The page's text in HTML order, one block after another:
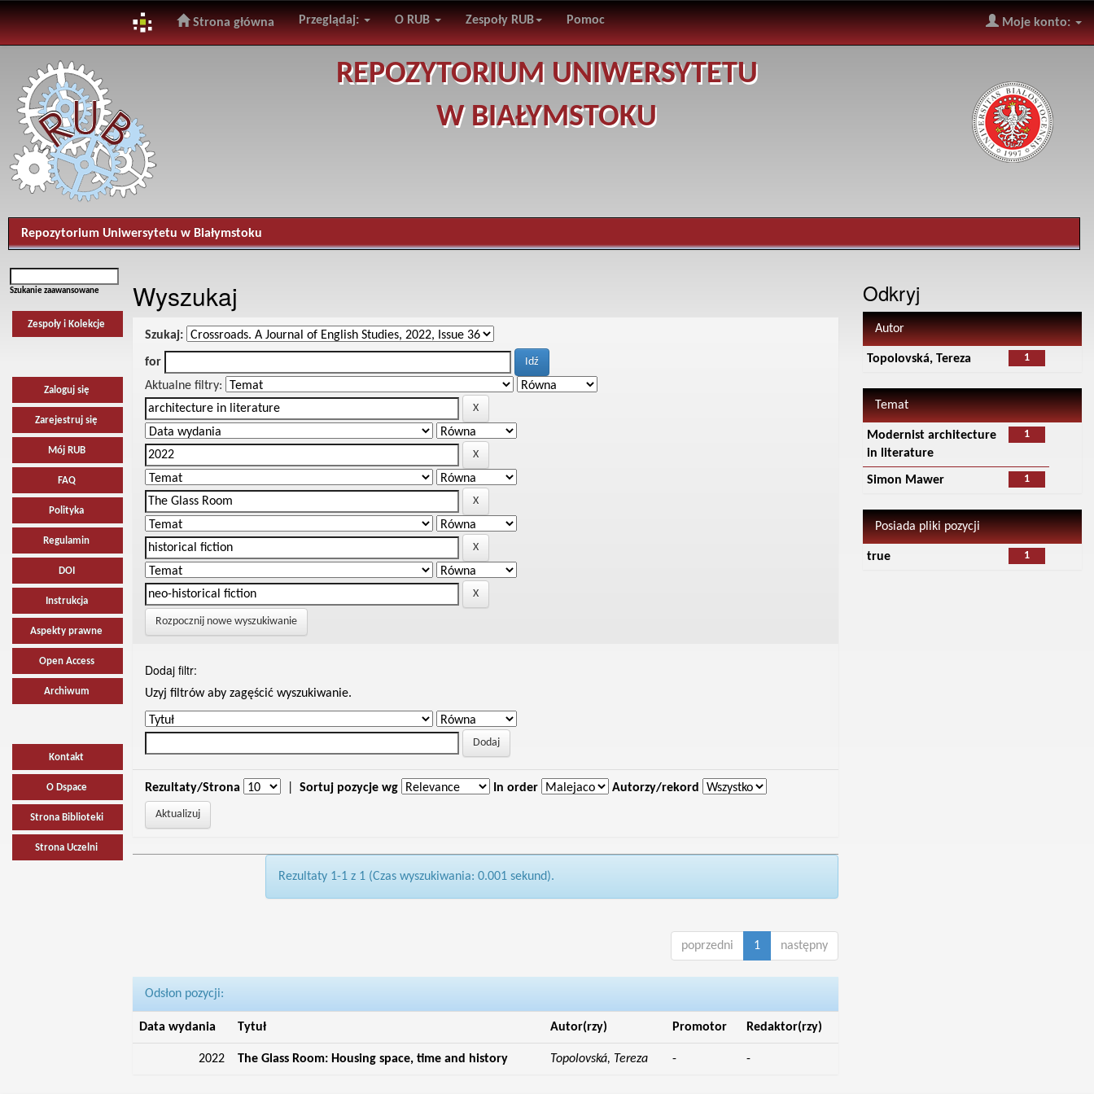
navigation
Strona główna Przeglądaj: O RUB Zespoły RUB Pomoc Moje konto:
REPOZYTORIUM UNIWERSYTETU
W BIAŁYMSTOKU
Repozytorium Uniwersytetu w Białymstoku
Szukanie zaawansowane
Zespoły i Kolekcje
Zaloguj się
Zarejestruj się
Mój RUB
FAQ
Polityka
Regulamin
DOI
Instrukcja
Aspekty prawne
Open Access
Archiwum
Kontakt
O Dspace
Strona Biblioteki
Strona Uczelni
Wyszukaj
Szukaj:
for
Aktualne filtry:
Rozpocznij nowe wyszukiwanie
Dodaj filtr:
Uzyj filtrów aby zagęścić wyszukiwanie.
Rezultaty/Strona Sortuj pozycje wg In order Autorzy/rekord
Rezultaty 1-1 z 1 (Czas wyszukiwania: 0.001 sekund).
poprzedni 1 następny
Odsłon pozycji:
Data wydania Tytuł Autor(rzy) Promotor Redaktor(rzy)
2022 The Glass Room: Housing space, time and history Topolovská, Tereza - -
Odkryj
Autor
1
Topolovská, Tereza
Temat
1
Modernist architecture
in literature
1
Simon Mawer
Posiada pliki pozycji
1
true